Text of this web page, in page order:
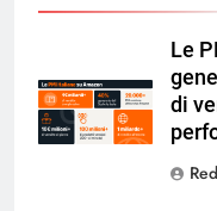
Le
di